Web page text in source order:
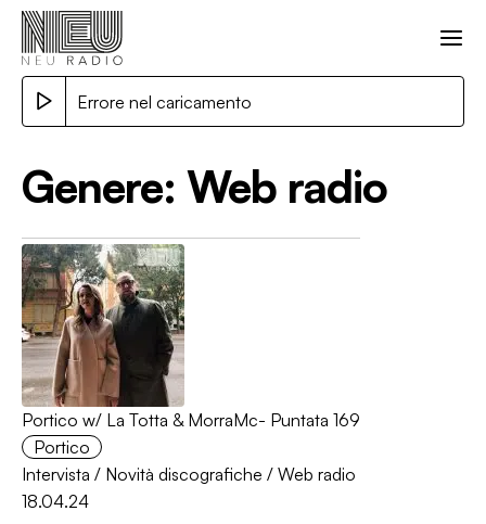
Errore nel caricamento
Genere: Web radio
Portico w/ La Totta & MorraMc- Puntata 169
Portico
Intervista / Novità discografiche / Web radio
18.04.24